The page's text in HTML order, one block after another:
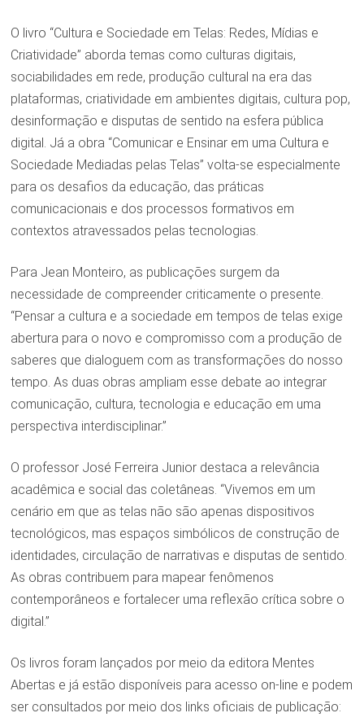
O livro “Cultura e Sociedade em Telas: Redes, Mídias e
Criatividade” aborda temas como culturas digitais,
sociabilidades em rede, produção cultural na era das
plataformas, criatividade em ambientes digitais, cultura pop,
desinformação e disputas de sentido na esfera pública
digital. Já a obra “Comunicar e Ensinar em uma Cultura e
Sociedade Mediadas pelas Telas” volta-se especialmente
para os desafios da educação, das práticas
comunicacionais e dos processos formativos em
contextos atravessados pelas tecnologias.
Para Jean Monteiro, as publicações surgem da
necessidade de compreender criticamente o presente.
“Pensar a cultura e a sociedade em tempos de telas exige
abertura para o novo e compromisso com a produção de
saberes que dialoguem com as transformações do nosso
tempo. As duas obras ampliam esse debate ao integrar
comunicação, cultura, tecnologia e educação em uma
perspectiva interdisciplinar.”
O professor José Ferreira Junior destaca a relevância
acadêmica e social das coletâneas. “Vivemos em um
cenário em que as telas não são apenas dispositivos
tecnológicos, mas espaços simbólicos de construção de
identidades, circulação de narrativas e disputas de sentido.
As obras contribuem para mapear fenômenos
contemporâneos e fortalecer uma reflexão crítica sobre o
digital.”
Os livros foram lançados por meio da editora Mentes
Abertas e já estão disponíveis para acesso on-line e podem
ser consultados por meio dos links oficiais de publicação: